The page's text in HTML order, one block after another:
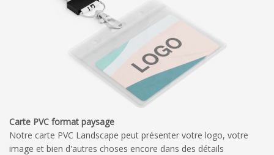
Carte PVC format paysage
Notre carte PVC Landscape peut présenter votre logo, votre
image et bien d'autres choses encore dans des détails